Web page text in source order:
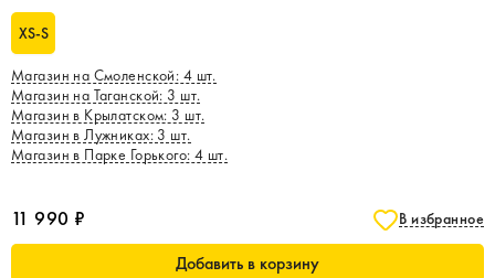
XS-S
Магазин на Смоленской: 4 шт.
Магазин на Таганской: 3 шт.
Магазин в Крылатском: 3 шт.
Магазин в Лужниках: 3 шт.
Магазин в Парке Горького: 4 шт.
11 990 ₽ В избранное
Добавить в корзину